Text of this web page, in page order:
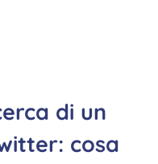
di un
cosa